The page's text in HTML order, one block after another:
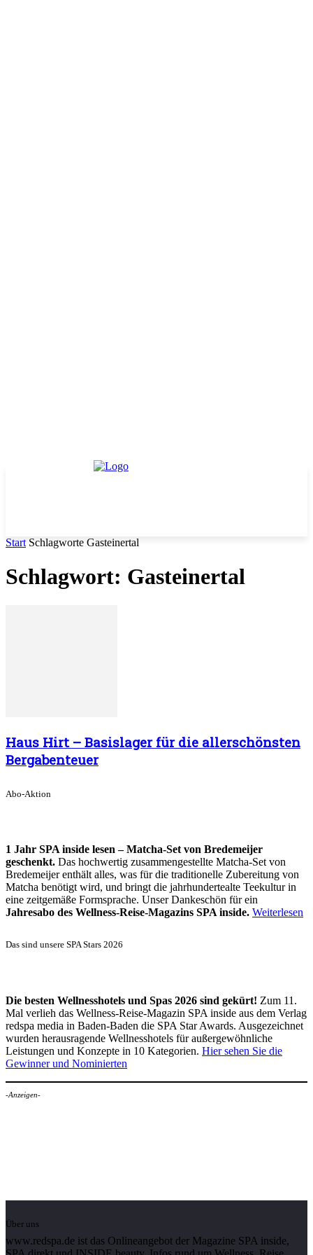
Start Schlagworte Gasteinertal
Schlagwort: Gasteinertal
Haus Hirt – Basislager für die allerschönsten
Bergabenteuer
Abo-Aktion
1 Jahr SPA inside lesen – Matcha-Set von Bredemeijer
geschenkt. Das hochwertig zusammengestellte Matcha-Set von
Bredemeijer enthält alles, was für die traditionelle Zubereitung von
Matcha benötigt wird, und bringt die jahrhundertealte Teekultur in
eine zeitgemäße Formsprache. Unser Dankeschön für ein
Jahresabo des Wellness-Reise-Magazins SPA inside. Weiterlesen
Das sind unsere SPA Stars 2026
Die besten Wellnesshotels und Spas 2026 sind gekürt! Zum 11.
Mal verlieh das Wellness-Reise-Magazin SPA inside aus dem Verlag
redspa media in Baden-Baden die SPA Star Awards. Ausgezeichnet
wurden herausragende Wellnesshotels für außergewöhnliche
Leistungen und Konzepte in 10 Kategorien. Hier sehen Sie die
Gewinner und Nominierten
-Anzeigen-
Über uns
www.redspa.de ist das Onlineangebot der Magazine SPA inside,